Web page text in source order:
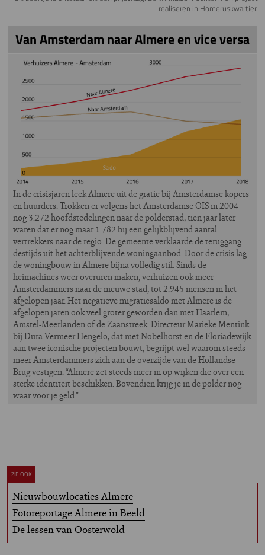
realiseren in Homeruskwartier.
Van Amsterdam naar Almere en vice versa
In de crisisjaren leek Almere uit de gratie bij Amsterdamse kopers
en huurders. Trokken er volgens het Amsterdamse OIS in 2004
nog 3.272 hoofdstedelingen naar de polderstad, tien jaar later
waren dat er nog maar 1.782 bij een gelijkblijvend aantal
vertrekkers naar de regio. De gemeente verklaarde de teruggang
destijds uit het achterblijvende woningaanbod. Door de crisis lag
de woningbouw in Almere bijna volledig stil. Sinds de
heimachines weer overuren maken, verhuizen ook meer
Amsterdammers naar de nieuwe stad, tot 2.945 mensen in het
afgelopen jaar. Het negatieve migratiesaldo met Almere is de
afgelopen jaren ook veel groter geworden dan met Haarlem,
Amstel-Meerlanden of de Zaanstreek. Directeur Marieke Mentink
bij Dura Vermeer Hengelo, dat met Nobelhorst en de Floriadewijk
aan twee iconische projecten bouwt, begrijpt wel waarom steeds
meer Amsterdammers zich aan de overzijde van de Hollandse
Brug vestigen. “Almere zet steeds meer in op wijken die over een
sterke identiteit beschikken. Bovendien krijg je in de polder nog
waar voor je geld.”
ZIE OOK
Nieuwbouwlocaties Almere
Fotoreportage Almere in Beeld
De lessen van Oosterwold